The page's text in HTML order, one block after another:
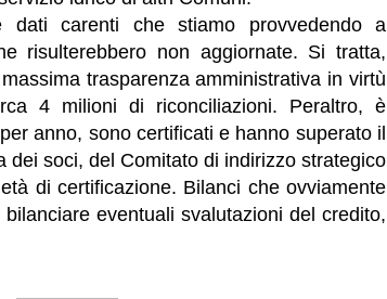
dati carenti che stiamo provvedendo a
risulterebbero non aggiornate. Si tratta,
trasparenza amministrativa in virtù
4 milioni di riconciliazioni. Peraltro, è
anno, sono certificati e hanno superato il
dei soci, del Comitato di indirizzo strategico
di certificazione. Bilanci che ovviamente
eventuali svalutazioni del credito,